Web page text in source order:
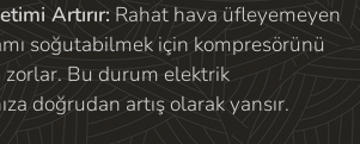
Artırır: Rahat hava üfleyemeyen
soğutabilmek için kompresörünü
zorlar. Bu durum elektrik
doğrudan artış olarak yansır.